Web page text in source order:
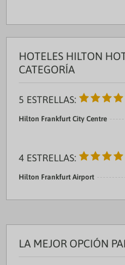
HOTELES HILTON
CATEGORÍA
5 ESTRELLAS:
Hilton Frankfurt City Centre
4 ESTRELLAS:
Hilton Frankfurt Airport
LA MEJOR OPCIÓN